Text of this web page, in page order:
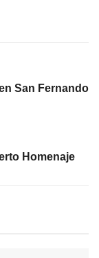
San Fernando
Homenaje